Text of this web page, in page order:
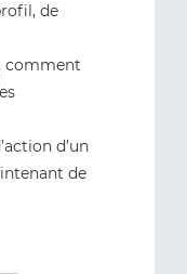
de
comment
d’un
de